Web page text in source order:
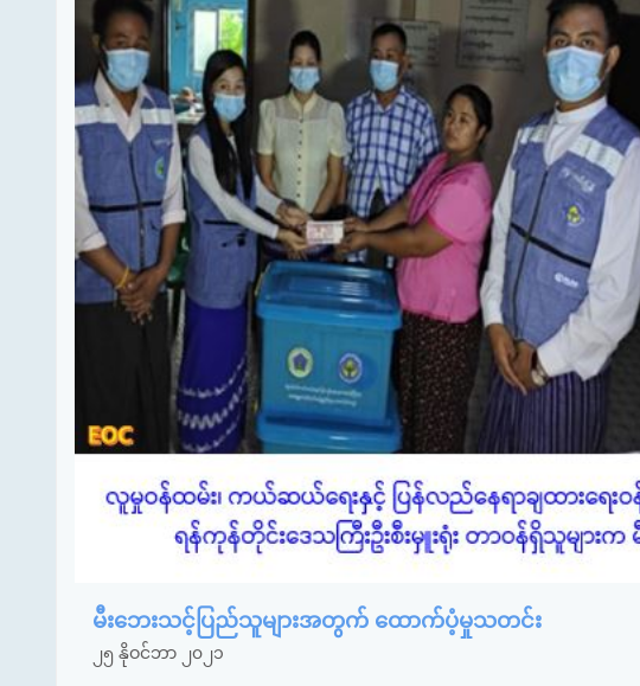
မီးဘေးသင့်ပြည်သူများအတွက် ထောက်ပံ့မှုသတင်း
၂၅ နိုဝင်ဘာ ၂၀၂၁